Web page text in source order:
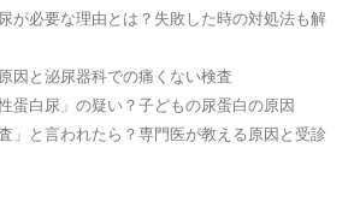
が必要な理由とは？失敗した時の対処法も解
因と泌尿器科での痛くない検査
蛋白尿」の疑い？子どもの尿蛋白の原因
」と言われたら？専門医が教える原因と受診